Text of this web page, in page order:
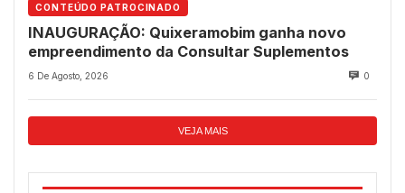
CONTEÚDO PATROCINADO
INAUGURAÇÃO: Quixeramobim ganha novo
empreendimento da Consultar Suplementos
6 De Agosto, 2026 0
VEJA MAIS